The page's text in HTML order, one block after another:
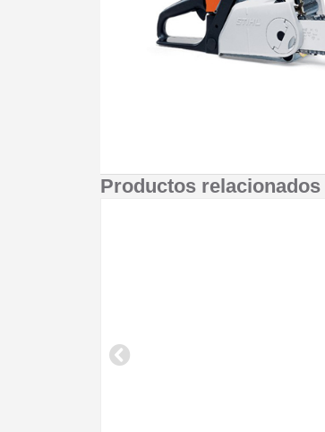
Productos relacionados